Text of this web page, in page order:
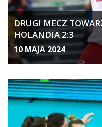
DRUGI MECZ
HOLANDIA 2:3
10 MAJA 2024